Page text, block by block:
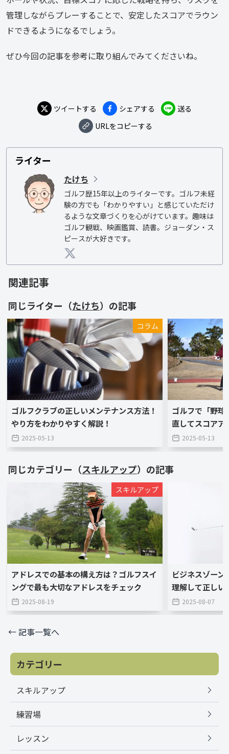
管理しながらプレーすることで、安定したスコアでラウン
ドできるようになるでしょう。
ぜひ今回の記事を参考に取り組んでみてくださいね。
ツイートする シェアする
送る
URLをコピーする
ライター
たけち
ゴルフ歴15年以上のライターです。ゴルフ未経
験の方でも「わかりやすい」と感じていただけ
るような文章づくりを心がけています。趣味は
ゴルフ観戦、映画鑑賞、読書。ジョーダン・ス
ピースが大好きです。
関連記事
同じライター（たけち）の記事
コラム
ゴルフクラブの正しいメンテナンス方法！
やり方をわかりやすく解説！
2025-05-13
ゴルフで「野
直してスコアア
2025-05-13
同じカテゴリー（スキルアップ）の記事
スキルアップ
アドレスでの基本の構え方は？ゴルフスイ
ングで最も大切なアドレスをチェック
2025-08-19
ビジネスゾーン
理解して正しい
2025-08-07
← 記事一覧へ
カテゴリー
スキルアップ
練習場
レッスン